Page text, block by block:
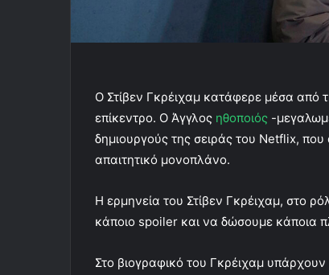
Ο Στίβεν Γκρέιχαμ κατάφερε μέσα από
επίκεντρο. Ο Άγγλος ηθοποιός -
δημιουργούς της σειράς του Netflix, που
απαιτητικό μονοπλάνο.
Η ερμηνεία του Στίβεν Γκρέιχαμ, στο
κάποιο spoiler και να δώσουμε κάποια
Στο βιογραφικό του Γκρέιχαμ